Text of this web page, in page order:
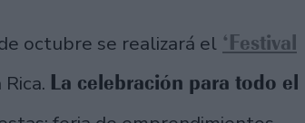
octubre se realizará el ‘Festival
La celebración para todo el